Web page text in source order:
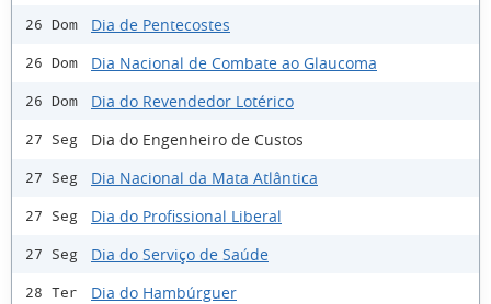
26 Dom Dia de Pentecostes
26 Dom Dia Nacional de Combate ao Glaucoma
26 Dom Dia do Revendedor Lotérico
27 Seg Dia do Engenheiro de Custos
27 Seg Dia Nacional da Mata Atlântica
27 Seg Dia do Profissional Liberal
27 Seg Dia do Serviço de Saúde
28 Ter Dia do Hambúrguer